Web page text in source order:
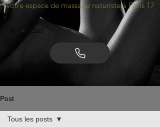
> Post
Votre espace de massage naturiste à Paris 17
Post
Tous les posts